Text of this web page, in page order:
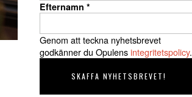
Efternamn *
Genom att teckna nyhetsbrevet
godkänner du Opulensintegritetspolicy.